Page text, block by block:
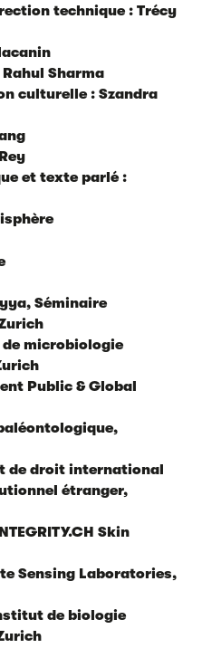
technique : Trécy
Sharma
culturelle : Szandra
et texte parlé :
Séminaire
microbiologie
Public & Global
de droit international
étranger,
Skin
Sensing Laboratories,
de biologie